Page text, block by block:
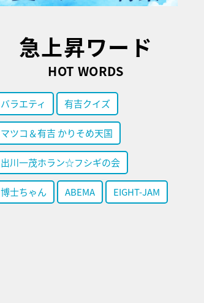
急上昇ワード
HOT WORDS
バラエティ 有吉クイズ
マツコ＆有吉 かりそめ天国
出川一茂ホラン☆フシギの会
博士ちゃん ABEMA EIGHT-JAM